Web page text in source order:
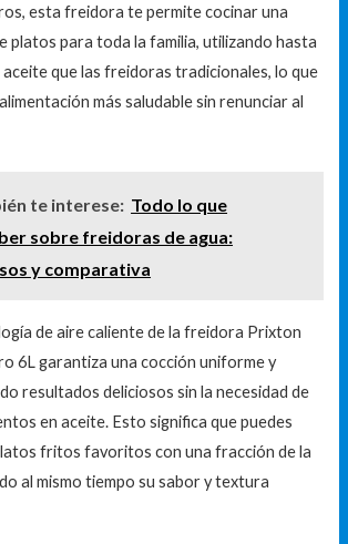
esta freidora te permite cocinar una
platos para toda la familia, utilizando hasta
aceite que las freidoras tradicionales, lo que
más saludable sin renunciar al
te interese: Todo lo que
sobre freidoras de agua:
y comparativa
de aire caliente de la freidora Prixton
6L garantiza una cocción uniforme y
resultados deliciosos sin la necesidad de
en aceite. Esto significa que puedes
fritos favoritos con una fracción de la
al mismo tiempo su sabor y textura